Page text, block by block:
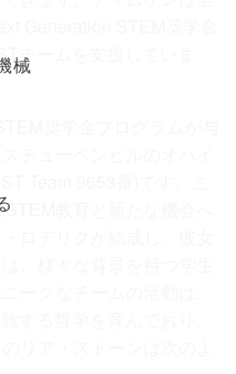
械
Generation STEM奨学金
チームを支援していま
奨学金プログラムが与
チューベンビルのオハイ
Team 9653番)です。こ
教育と新たな機会へ
ロデリクが結成し、彼女
、様々な背景を持つ学生
ークなチームの活動は、
する哲学を育んでおり、
リア・ストーンは次のよ